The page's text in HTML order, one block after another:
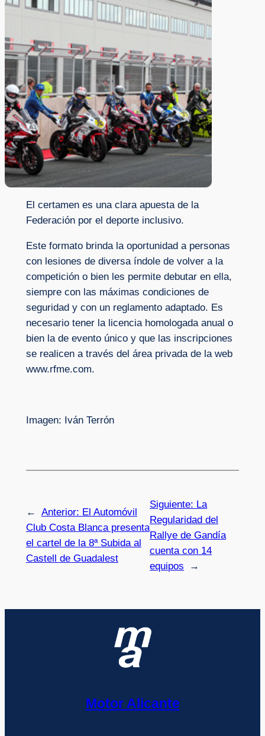
El certamen es una clara apuesta de la
Federación por el deporte inclusivo.
Este formato brinda la oportunidad a personas
con lesiones de diversa índole de volver a la
competición o bien les permite debutar en ella,
siempre con las máximas condiciones de
seguridad y con un reglamento adaptado. Es
necesario tener la licencia homologada anual o
bien la de evento único y que las inscripciones
se realicen a través del área privada de la web
www.rfme.com.
Imagen: Iván Terrón
← Anterior: El Automóvil
Club Costa Blanca presenta
el cartel de la 8ª Subida al
Castell de Guadalest
Siguiente: La
Regularidad del
Rallye de Gandía
cuenta con 14
equipos
→
Motor Alicante